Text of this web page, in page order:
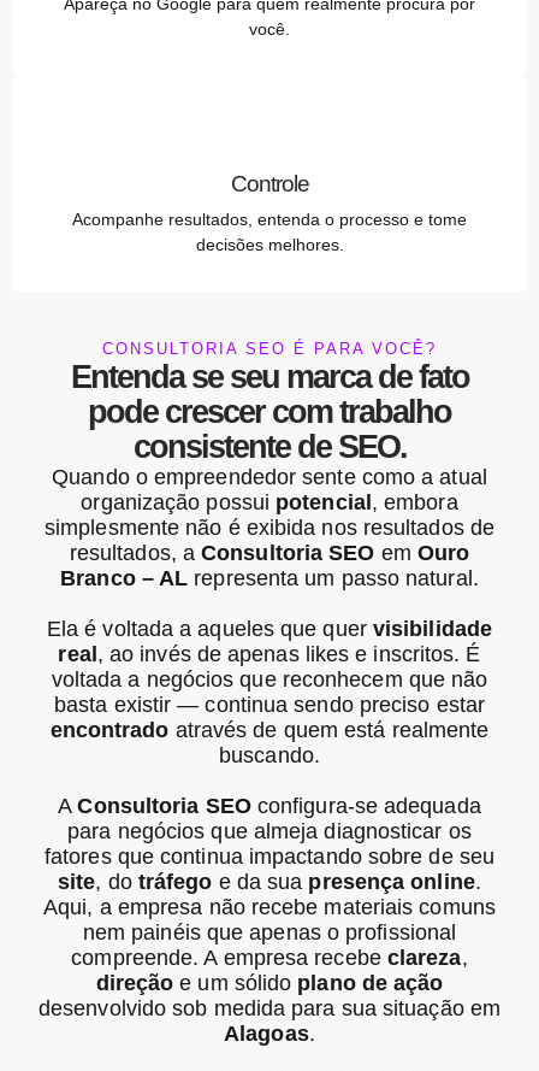
Apareça no Google para quem realmente procura por
você.
Controle
Acompanhe resultados, entenda o processo e tome
decisões melhores.
CONSULTORIA SEO É PARA VOCÊ?
Entenda se seu marca de fato
pode crescer com trabalho
consistente de SEO.
Quando o empreendedor sente como a atual
organização possui potencial , embora
simplesmente não é exibida nos resultados de
resultados, aConsultoria SEO em Ouro
Branco – AL representa um passo natural.
Ela é voltada a aqueles que quer visibilidade
real , ao invés de apenas likes e inscritos. É
voltada a negócios que reconhecem que não
basta existir — continua sendo preciso estar
encontrado através de quem está realmente
buscando.
AConsultoria SEOconfigura-se adequada
para negócios que almeja diagnosticar os
fatores que continua impactando sobre de seu
site, do tráfego e da sua presença online.
Aqui, a empresa não recebe materiais comuns
nem painéis que apenas o profissional
compreende. A empresa recebe clareza,
direção e um sólido plano de ação
desenvolvido sob medida para sua situação em
Alagoas.